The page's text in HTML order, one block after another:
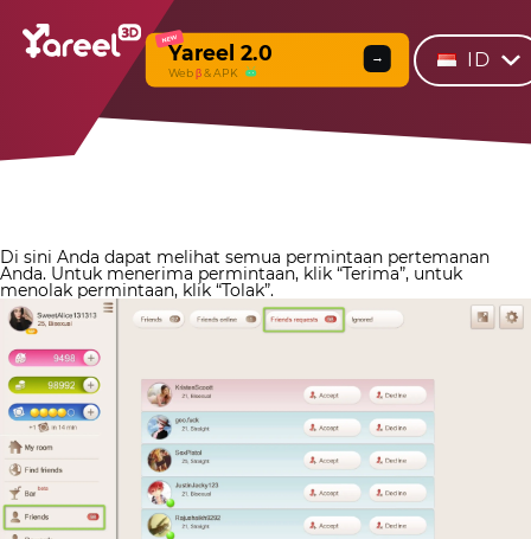
NEW
Yareel 2.0
Webβ & APK
→ ID
Di sini Anda dapat melihat semua permintaan pertemanan
Anda. Untuk menerima permintaan, klik “Terima”, untuk
menolak permintaan, klik “Tolak”.